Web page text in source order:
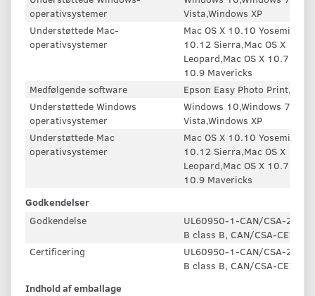
operativsystemer
Vista,Windows XP
Understøttede Mac-
operativsystemer
Mac OS X 10.10
10.12 Sierra,Mac OS X
Leopard,Mac OS X 10.7
10.9 Mavericks
Medfølgende software
Epson Easy Photo Print,
Understøttede Windows
operativsystemer
Windows 10,Windows
Vista,Windows XP
Understøttede Mac
operativsystemer
Mac OS X 10.10
10.12 Sierra,Mac OS X
Leopard,Mac OS X 10.7
10.9 Mavericks
Godkendelser
Godkendelse
UL60950-1-CAN/CSA-22.2,
B class B, CAN/CSA-CEI/
Certificering
UL60950-1-CAN/CSA-22.2,
B class B, CAN/CSA-CEI/
Indhold af emballage